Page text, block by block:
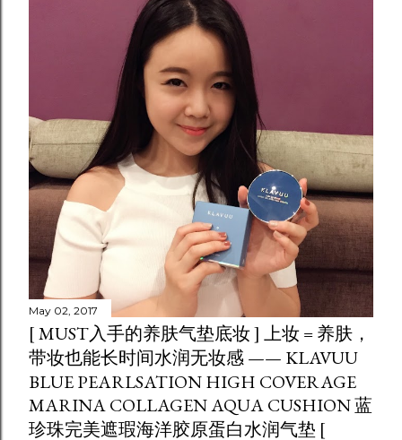
May 02, 2017
[ MUST入手的养肤气垫底妆 ] 上妆 = 养肤，
带妆也能长时间水润无妆感 —— KLAVUU
BLUE PEARLSATION HIGH COVERAGE
MARINA COLLAGEN AQUA CUSHION 蓝
珍珠完美遮瑕海洋胶原蛋白水润气垫 [